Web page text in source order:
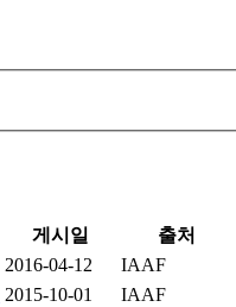
게시일 출처
2016-04-12 IAAF
2015-10-01 IAAF